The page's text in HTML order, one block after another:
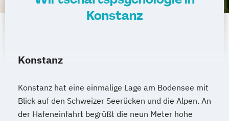
Konstanz
Konstanz
Konstanz hat eine einmalige Lage am Bodensee mit
Blick auf den Schweizer Seerücken und die Alpen. An
der Hafeneinfahrt begrüßt die neun Meter hohe